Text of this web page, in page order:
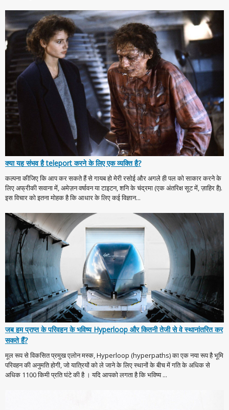
क्या यह संभव है teleport करने के लिए एक व्यक्ति है?
कल्पना कीजिए कि आप कर सकते हैं से गायब हो मेरी रसोई और अगले ही पल को साकार करने के
लिए अफ्रीकी सवाना में, अमेज़न वर्षावन या टाइटन, शनि के चंद्रमा (एक अंतरिक्ष सूट में, ज़ाहिर है).
इस विचार को इतना मोहक है कि आधार के लिए कई विज्ञान...
जब हम प्राप्त के परिवहन के भविष्य Hyperloop और कितनी तेजी से वे स्थानांतरित कर
सकते हैं?
मूल रूप से विकसित प्रमुख एलोन मस्क, Hyperloop (hyperpaths) का एक नया रूप है भूमि
परिवहन की अनुमति होगी, जो यात्रियों को ले जाने के लिए स्थानों के बीच में गति के अधिक से
अधिक 1100 किमी प्रति घंटे की है । यदि आपको लगता है कि भविष्य ...